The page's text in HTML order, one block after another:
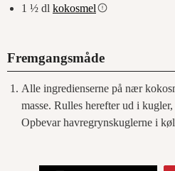
1 ½ dl kokosmel
Fremgangsmåde
Alle ingredienserne på nær
masse. Rulles herefter ud i
Opbevar havregrynskuglerne i